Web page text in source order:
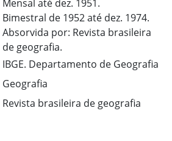
Mensal até dez. 1951.
Bimestral de 1952 até dez. 1974.
Absorvida por: Revista brasileira
de geografia.
IBGE. Departamento de Geografia
Geografia
Revista brasileira de geografia